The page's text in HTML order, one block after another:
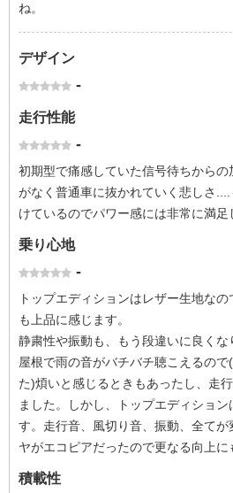
ね。
デザイン
-
走行性能
-
初期型で痛感していた信号待ちから
がなく普通車に抜かれていく悲しさ
けているのでパワー感には非常に満足
乗り心地
-
トップエディションはレザー生地な
も上品に感じます。
静粛性や振動も、もう段違いに良く
屋根で雨の音がバチバチ聴こえるの
た)煩いと感じるときもあったし、走
ました。しかし、トップエディショ
す。走行音、風切り音、振動、全て
ヤがエコピアだったので更なる向上に
積載性